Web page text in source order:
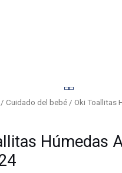
/Cuidado del bebé / Oki Toallitas
Húmedas